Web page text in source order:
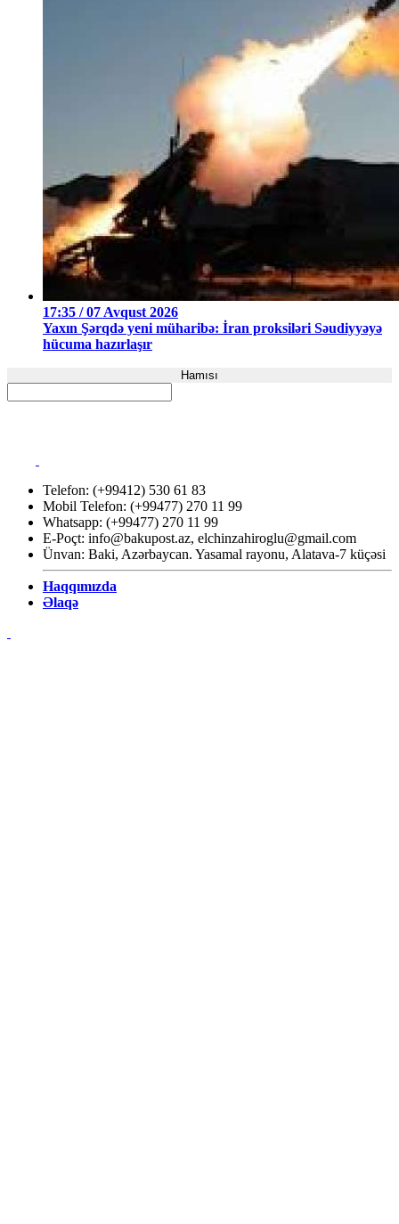
17:35 / 07 Avqust 2026
Yaxın Şərqdə yeni müharibə: İran proksiləri Səudiyyəyə
hücuma hazırlaşır
Hamısı
Telefon: (+99412) 530 61 83
Mobil Telefon: (+99477) 270 11 99
Whatsapp: (+99477) 270 11 99
E-Poçt: info@bakupost.az, elchinzahiroglu@gmail.com
Ünvan: Baki, Azərbaycan. Yasamal rayonu, Alatava-7 küçəsi
Haqqımızda
Əlaqə